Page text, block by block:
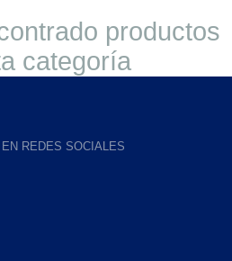
productos
categoría
REDES SOCIALES